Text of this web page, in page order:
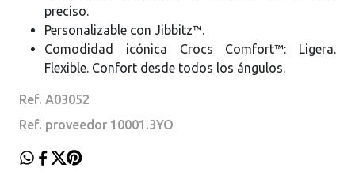
preciso.
Personalizable con Jibbitz™.
Comodidad icónica Crocs Comfort™: Ligera.
Flexible. Confort desde todos los ángulos.
Ref. A03052
Ref. proveedor 10001.3YO